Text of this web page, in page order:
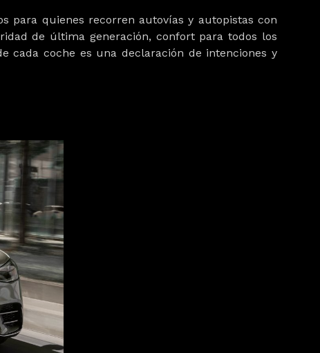
para quienes recorren autovías y autopistas con
de última generación, confort para todos los
cada coche es una declaración de intenciones y